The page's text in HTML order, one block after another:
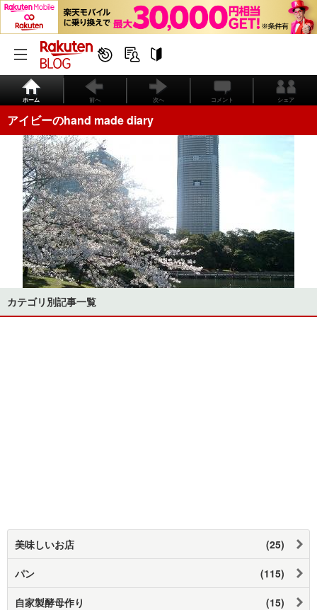
ホーム 前へ 次へ コメント シェア
アイビーのhand made diary
カテゴリ別記事一覧
美味しいお店 (25)
パン (115)
自家製酵母作り (15)